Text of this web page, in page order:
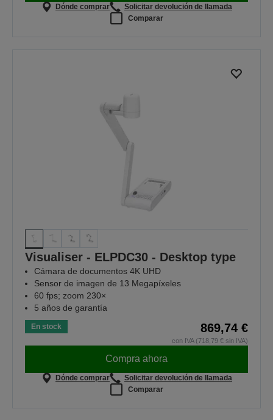
Dónde comprar
Solicitar devolución de llamada
Comparar
Visualiser - ELPDC30 - Desktop type
Cámara de documentos 4K UHD
Sensor de imagen de 13 Megapíxeles
60 fps; zoom 230×
5 años de garantía
En stock 869,74 €
con IVA (718,79 € sin IVA)
Compra ahora
Dónde comprar
Solicitar devolución de llamada
Comparar